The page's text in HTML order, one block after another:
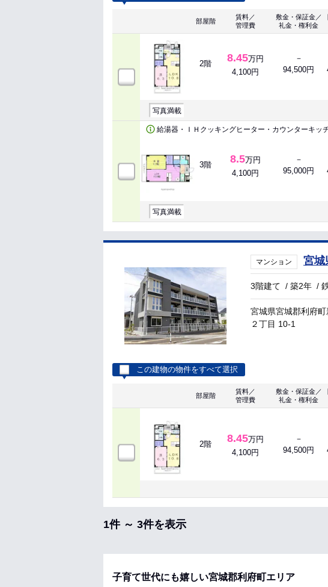
部屋階
賃料／
管理費
敷金・保証金／
礼金・権利金
2階 8.45万円
4,100円
－
94,500円
写真満載
給湯器・ＩＨクッキングヒーター・カウンターキッ
3階 8.5万円
4,100円
－
95,000円
写真満載
マンション 宮城
3階建て /築2年 /
宮城県宮城郡利府町
２丁目 10-1
この建物の物件をすべて選択
部屋階
賃料／
管理費
敷金・保証金／
礼金・権利金
2階 8.45万円
4,100円
－
94,500円
1件 ～ 3件を表示
子育て世代にも嬉しい宮城郡利府町エリア